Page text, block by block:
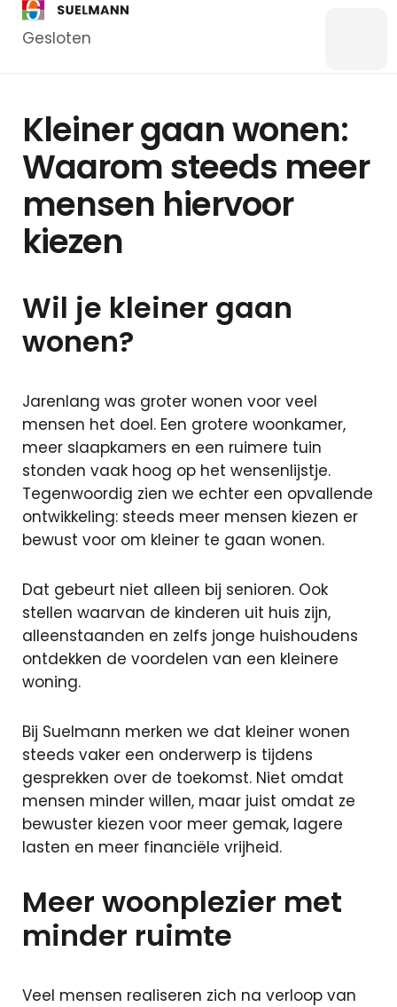
Gesloten
Kleiner gaan wonen:
Waarom steeds meer
mensen hiervoor
kiezen
Wil je kleiner gaan
wonen?
Jarenlang was groter wonen voor veel
mensen het doel. Een grotere woonkamer,
meer slaapkamers en een ruimere tuin
stonden vaak hoog op het wensenlijstje.
Tegenwoordig zien we echter een opvallende
ontwikkeling: steeds meer mensen kiezen er
bewust voor om kleiner te gaan wonen.
Dat gebeurt niet alleen bij senioren. Ook
stellen waarvan de kinderen uit huis zijn,
alleenstaanden en zelfs jonge huishoudens
ontdekken de voordelen van een kleinere
woning.
Bij Suelmann merken we dat kleiner wonen
steeds vaker een onderwerp is tijdens
gesprekken over de toekomst. Niet omdat
mensen minder willen, maar juist omdat ze
bewuster kiezen voor meer gemak, lagere
lasten en meer financiële vrijheid.
Meer woonplezier met
minder ruimte
Veel mensen realiseren zich na verloop van
Particulier
Zakelijk
Overstappen
oversluiten
Actuele
rente
Hoeveel
ik lenen?
Lineaire
hypotheek
hypotheek
Aflossingsvrije
hypotheek
Verzekeringen
Particuliere
verzekeringen
Schade
melden